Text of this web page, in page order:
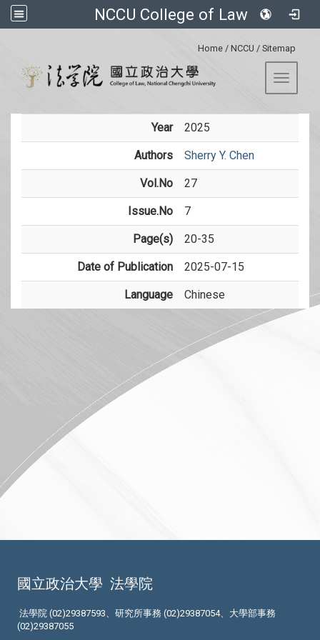
NCCU College of Law
Home / NCCU / Sitemap
Toggle
Year 2025
Authors Sherry Y. Chen
Vol.No 27
Issue.No 7
Page(s) 20-35
Date of Publication 2025-07-15
Language Chinese
國立政治大學 法學院
法學院 (02)29387593、研究所事務 (02)29387054、大學部事務
(02)29387055